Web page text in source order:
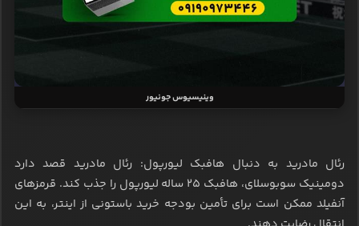
وینیسیوس جونیور
رئال مادرید به دنبال هافبک لیورپول: رئال مادرید قصد دارد
دومینیک سوبوسلای، هافبک ۲۵ ساله لیورپول را جذب کند. قرمزهای
آنفیلد ممکن است برای تأمین بودجه خرید باستونی از اینتر، به این